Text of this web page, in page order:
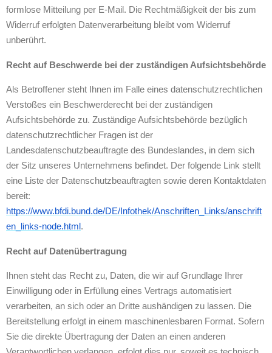
formlose Mitteilung per E-Mail. Die Rechtmäßigkeit der bis zum
Widerruf erfolgten Datenverarbeitung bleibt vom Widerruf
unberührt.
Recht auf Beschwerde bei der zuständigen Aufsichtsbehörde
Als Betroffener steht Ihnen im Falle eines datenschutzrechtlichen
Verstoßes ein Beschwerderecht bei der zuständigen
Aufsichtsbehörde zu. Zuständige Aufsichtsbehörde bezüglich
datenschutzrechtlicher Fragen ist der
Landesdatenschutzbeauftragte des Bundeslandes, in dem sich
der Sitz unseres Unternehmens befindet. Der folgende Link stellt
eine Liste der Datenschutzbeauftragten sowie deren Kontaktdaten
bereit:
https://www.bfdi.bund.de/DE/Infothek/Anschriften_Links/anschrift
en_links-node.html .
Recht auf Datenübertragung
Ihnen steht das Recht zu, Daten, die wir auf Grundlage Ihrer
Einwilligung oder in Erfüllung eines Vertrags automatisiert
verarbeiten, an sich oder an Dritte aushändigen zu lassen. Die
Bereitstellung erfolgt in einem maschinenlesbaren Format. Sofern
Sie die direkte Übertragung der Daten an einen anderen